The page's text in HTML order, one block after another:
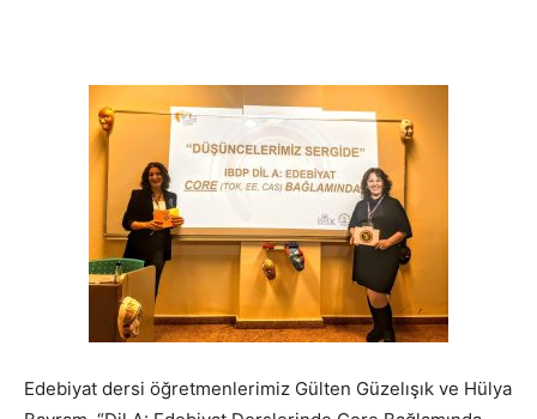
Edebiyat dersi öğretmenlerimiz Gülten Güzelışık ve Hülya